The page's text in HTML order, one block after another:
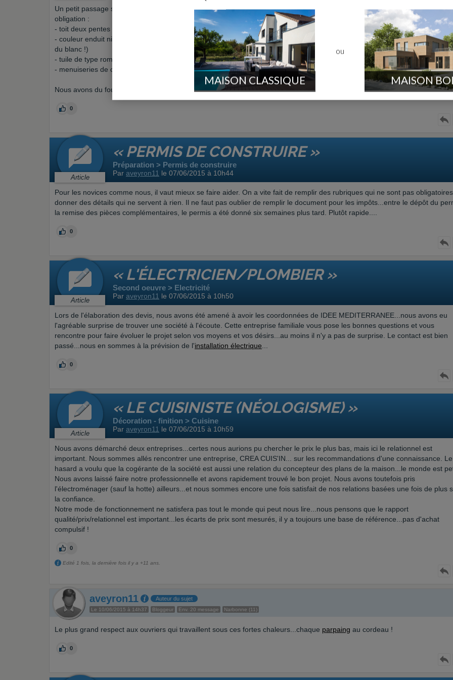
Un petit passage sur les contraintes administratives...le lotissement étant situé près du canal du midi, nous avons comme
obligation :
- toit deux pentes
- couleur enduit niveau 2 et 3 (c'est à dire pas de teinte claire...il suffit de regarder autour et dans le village ! nous qui
du blanc !)
- tuile de type romane couleur vieillie
- menuiseries de couleur grise
Nous avons du fournir un plan de coupe de la piscine, de l'abri de jardin, et des clôtures...
0
Article
« PERMIS DE CONSTRUIRE »
Préparation > Permis de construire
Par aveyron11 le 07/06/2015 à 10h44
Pour les novices comme nous, il vaut mieux se faire aider. On a vite fait de remplir des rubriques qui ne sont pas
donner des détails qui ne servent à rien. Il ne faut pas oublier de remplir le document pour les impôts...entre le dépôt du
la remise des pièces complémentaires, le permis a été donné six semaines plus tard. Plutôt rapide....
0
Article
« L'ÉLECTRICIEN/PLOMBIER »
Second oeuvre > Electricité
Par aveyron11 le 07/06/2015 à 10h50
Lors de l'élaboration des devis, nous avons été amené à avoir les coordonnées de IDEE MEDITERRANEE...nous avons eu
l'agréable surprise de trouver une société à l'écoute. Cette entreprise familiale vous pose les bonnes questions et vous
rencontre pour faire évoluer le projet selon vos moyens et vos désirs...au moins il n'y a pas de surprise. Le contact est bien
passé...nous en sommes à la prévision de l'installation électrique
0
Article
« LE CUISINISTE (NÉOLOGISME) »
Décoration - finition > Cuisine
Par aveyron11 le 07/06/2015 à 10h59
Nous avons démarché deux entreprises...certes nous aurions pu chercher le prix le plus bas, mais ici le relationnel est
important. Nous sommes allés rencontrer une entreprise, CREA CUIS'IN... sur les recommandations d'une connaissance. Le
hasard a voulu que la cogérante de la société est aussi une relation du concepteur des plans de la maison...le monde est
Nous avons laissé faire notre professionnelle et avons rapidement trouvé le bon projet. Nous avons toutefois pris
l'électroménager (sauf la hotte) ailleurs...et nous sommes encore une fois satisfait de nos relations basées une fois de plus
la confiance.
Notre mode de fonctionnement ne satisfera pas tout le monde qui peut nous lire...nous pensons que le rapport
qualité/prix/relationnel est important...les écarts de prix sont mesurés, il y a toujours une base de référence...pas d'achat
compulsif !
0
Edité 1 fois, la dernière fois il y a +11 ans.
aveyron11 Auteur du sujet
Le 10/06/2015 à 14h37 Bloggeur Env. 20 message Narbonne (11)
Le plus grand respect aux ouvriers qui travaillent sous ces fortes chaleurs...chaque parpaing au cordeau !
0
MAISON CLASSIQUE
ou
MAISON